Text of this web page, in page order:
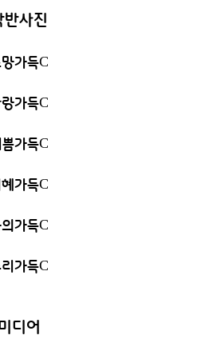
반사진
가득C
가득C
가득C
가득C
가득C
가득C
디어